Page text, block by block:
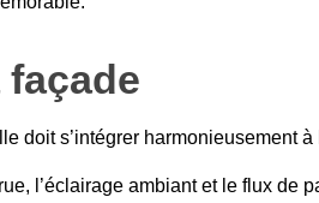
façade
doit s’intégrer harmonieusement
l’éclairage ambiant et le flux de